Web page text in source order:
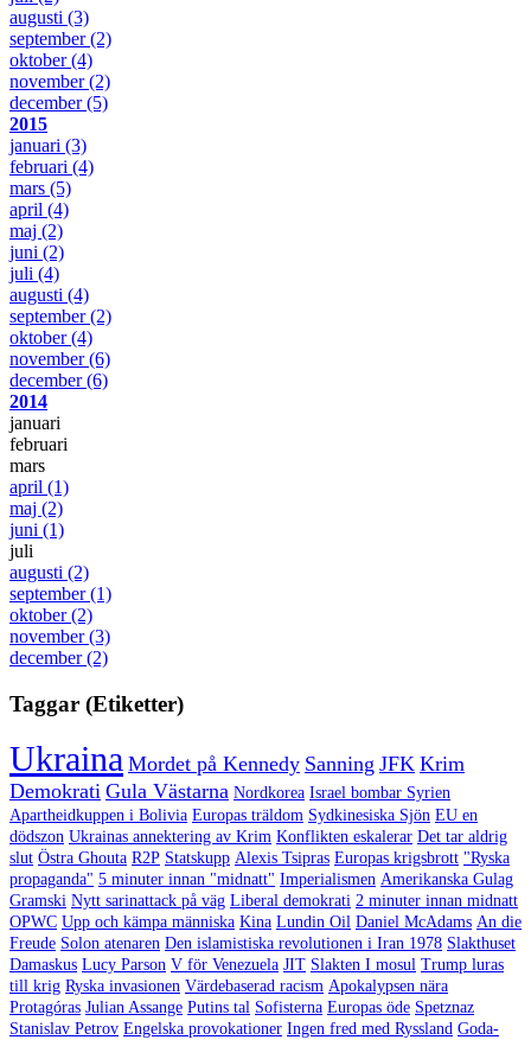
augusti (3)
september(2)
oktober(4)
november(2)
december(5)
2015
januari (3)
februari (4)
mars (5)
april (4)
maj (2)
juni (2)
juli (4)
augusti (4)
september(2)
oktober(4)
november(6)
december(6)
2014
januari
februari
mars
april (1)
maj (2)
juni (1)
juli
augusti (2)
september(1)
oktober(2)
november(3)
december(2)
Taggar (Etiketter)
Ukraina Mordet på Kennedy Sanning JFK Krim
Demokrati Gula Västarna Nordkorea Israel bombar Syrien
Apartheidkuppen i Bolivia Europas träldom Sydkinesiska Sjön EU en
dödszon Ukrainas annektering av Krim Konflikten eskalerar Det tar aldrig
slut Östra Ghouta R2P Statskupp Alexis Tsipras Europas krigsbrott "Ryska
propaganda" 5 minuter innan "midnatt" Imperialismen Amerikanska Gulag
Gramski Nytt sarinattack på väg Liberal demokrati 2 minuter innan midnatt
OPWC Upp och kämpa människa Kina Lundin Oil Daniel McAdams An die
Freude Solon atenaren Den islamistiska revolutionen i Iran 1978 Slakthuset
Damaskus Lucy Parson V för Venezuela JIT Slakten I mosul Trump luras
till krig Ryska invasionen Värdebaserad racism Apokalypsen nära
Protagóras Julian Assange Putins tal Sofisterna Europas öde Spetznaz
Stanislav Petrov Engelska provokationer Ingen fred med Ryssland Goda-